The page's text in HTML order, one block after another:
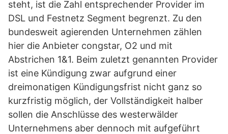
steht, ist die Zahl entsprechender Provider im
DSL und Festnetz Segment begrenzt. Zu den
bundesweit agierenden Unternehmen zählen
hier die Anbieter congstar, O2 und mit
Abstrichen 1&1. Beim zuletzt genannten Provider
ist eine Kündigung zwar aufgrund einer
dreimonatigen Kündigungsfrist nicht ganz so
kurzfristig möglich, der Vollständigkeit halber
sollen die Anschlüsse des westerwälder
Unternehmens aber dennoch mit aufgeführt